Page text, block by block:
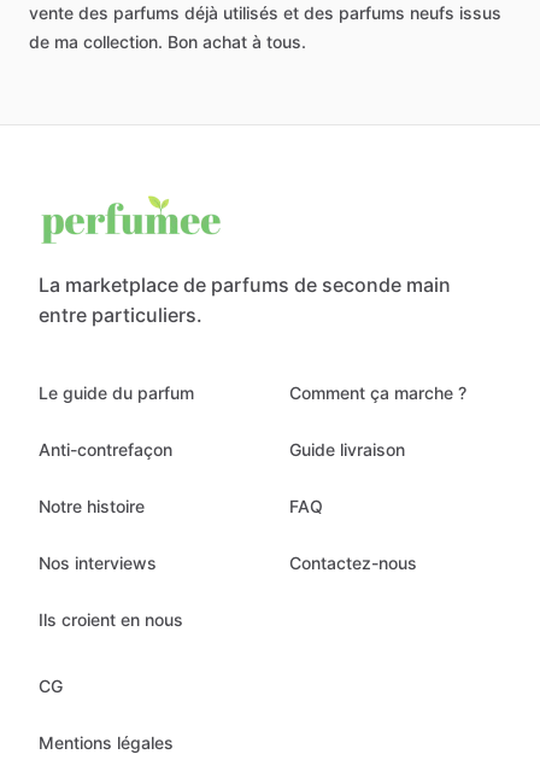
vente des parfums déjà utilisés et des parfums neufs issus
de ma collection. Bon achat à tous.
La marketplace de parfums de seconde main
entre particuliers.
Le guide du parfum
Anti-contrefaçon
Notre histoire
Nos interviews
Ils croient en nous
Comment ça marche ?
Guide livraison
FAQ
Contactez-nous
CG
Mentions légales